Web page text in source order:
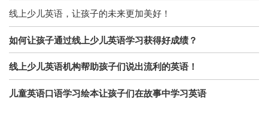
线上少儿英语，让孩子的未来更加美好！
如何让孩子通过线上少儿英语学习获得好成绩？
线上少儿英语机构帮助孩子们说出流利的英语！
儿童英语口语学习绘本让孩子们在故事中学习英语